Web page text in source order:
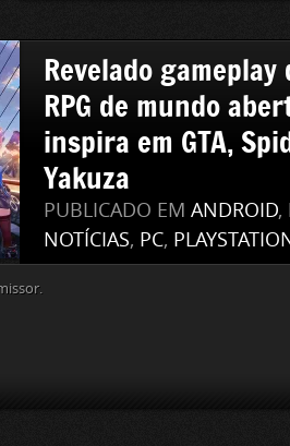
Revelado
RPG de mundo
inspira em GTA,
Yakuza
PUBLICADO EM ANDROID,
NOTÍCIAS, PC,